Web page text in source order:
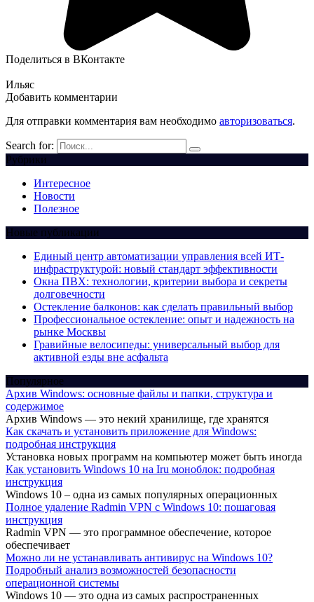
Поделиться в ВКонтакте
Ильяс
Добавить комментарии
Для отправки комментария вам необходимо авторизоваться.
Search for:
Рубрики
Интересное
Новости
Полезное
Новые публикации
Единый центр автоматизации управления всей ИТ-
инфраструктурой: новый стандарт эффективности
Окна ПВХ: технологии, критерии выбора и секреты
долговечности
Остекление балконов: как сделать правильный выбор
Профессиональное остекление: опыт и надежность на
рынке Москвы
Гравийные велосипеды: универсальный выбор для
активной езды вне асфальта
Популярное
Архив Windows: основные файлы и папки, структура и
содержимое
Архив Windows — это некий хранилище, где хранятся
Как скачать и установить приложение для Windows:
подробная инструкция
Установка новых программ на компьютер может быть иногда
Как установить Windows 10 на Iru моноблок: подробная
инструкция
Windows 10 – одна из самых популярных операционных
Полное удаление Radmin VPN с Windows 10: пошаговая
инструкция
Radmin VPN — это программное обеспечение, которое
обеспечивает
Можно ли не устанавливать антивирус на Windows 10?
Подробный анализ возможностей безопасности
операционной системы
Windows 10 — это одна из самых распространенных